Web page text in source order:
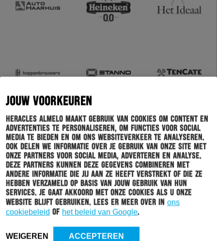
JOUW VOORKEUREN
Heracles Almelo maakt gebruik van cookies om content en
advertenties te personaliseren, om functies voor social
media te bieden en om ons websiteverkeer te analyseren.
Ook delen we informatie over je gebruik van onze site met
onze partners voor social media, adverteren en analyse.
Deze partners kunnen deze gegevens combineren met
andere informatie die jij aan ze heeft verstrekt of die ze
hebben verzameld op basis van jouw gebruik van hun
services. Je gaat akkoord met onze cookies als u onze
website blijft gebruiken. Lees er meer over in ons
cookiebeleid of het beleid van Google.
WEIGEREN ACCEPTEREN